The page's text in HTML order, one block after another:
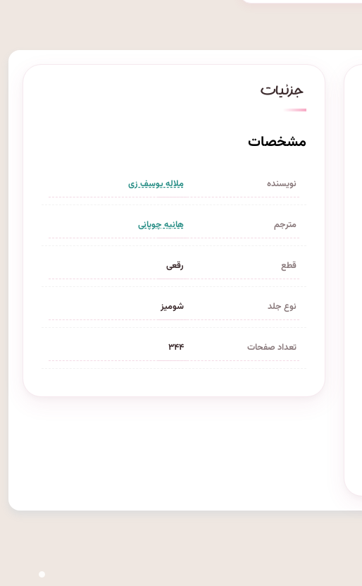
مشخصات
نویسنده ملاله یوسف زی
مترجم هانیه چوپانی
قطع رقعی
نوع جلد شومیز
تعداد صفحات ۳۴۴